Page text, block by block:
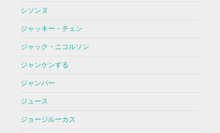
シソンヌ
ジャッキー・チェン
ジャック・ニコルソン
ジャンケンする
ジャンバー
ジュース
ジョージルーカス